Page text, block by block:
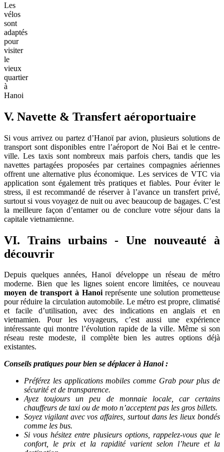
Les
vélos
sont
adaptés
pour
visiter
le
vieux
quartier
à
Hanoi
V. Navette & Transfert aéroportuaire
Si vous arrivez ou partez d’Hanoï par avion, plusieurs solutions de
transport sont disponibles entre l’aéroport de Noi Bai et le centre-
ville. Les taxis sont nombreux mais parfois chers, tandis que les
navettes partagées proposées par certaines compagnies aériennes
offrent une alternative plus économique. Les services de VTC via
application sont également très pratiques et fiables. Pour éviter le
stress, il est recommandé de réserver à l’avance un transfert privé,
surtout si vous voyagez de nuit ou avec beaucoup de bagages. C’est
la meilleure façon d’entamer ou de conclure votre séjour dans la
capitale vietnamienne.
VI. Trains urbains - Une nouveauté à
découvrir
Depuis quelques années, Hanoï développe un réseau de métro
moderne. Bien que les lignes soient encore limitées, ce nouveau
moyen de transport à Hanoireprésente une solution prometteuse
pour réduire la circulation automobile. Le métro est propre, climatisé
et facile d’utilisation, avec des indications en anglais et en
vietnamien. Pour les voyageurs, c’est aussi une expérience
intéressante qui montre l’évolution rapide de la ville. Même si son
réseau reste modeste, il complète bien les autres options déjà
existantes.
Conseils pratiques pour bien se déplacer à Hanoi :
Préférez les applications mobiles comme Grab pour plus de
sécurité et de transparence.
Ayez toujours un peu de monnaie locale, car certains
chauffeurs de taxi ou de moto n’acceptent pas les gros billets.
Soyez vigilant avec vos affaires, surtout dans les lieux bondés
comme les bus.
Si vous hésitez entre plusieurs options, rappelez-vous que le
confort, le prix et la rapidité varient selon l’heure et la